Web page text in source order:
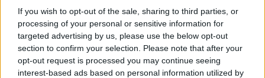
If you wish to opt-out of the sale, sharing to third parties, or
processing of your personal or sensitive information for
targeted advertising by us, please use the below opt-out
section to confirm your selection. Please note that after your
opt-out request is processed you may continue seeing
interest-based ads based on personal information utilized by